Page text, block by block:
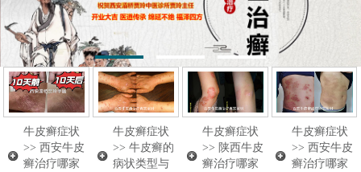
牛皮癣症状
>> 西安牛皮
癣治疗哪家
牛皮癣症状
>>牛皮癣的
病状类型与
牛皮癣症状
>> 陕西牛皮
癣治疗哪家
牛皮癣症状
>> 西安牛皮
癣治疗哪家